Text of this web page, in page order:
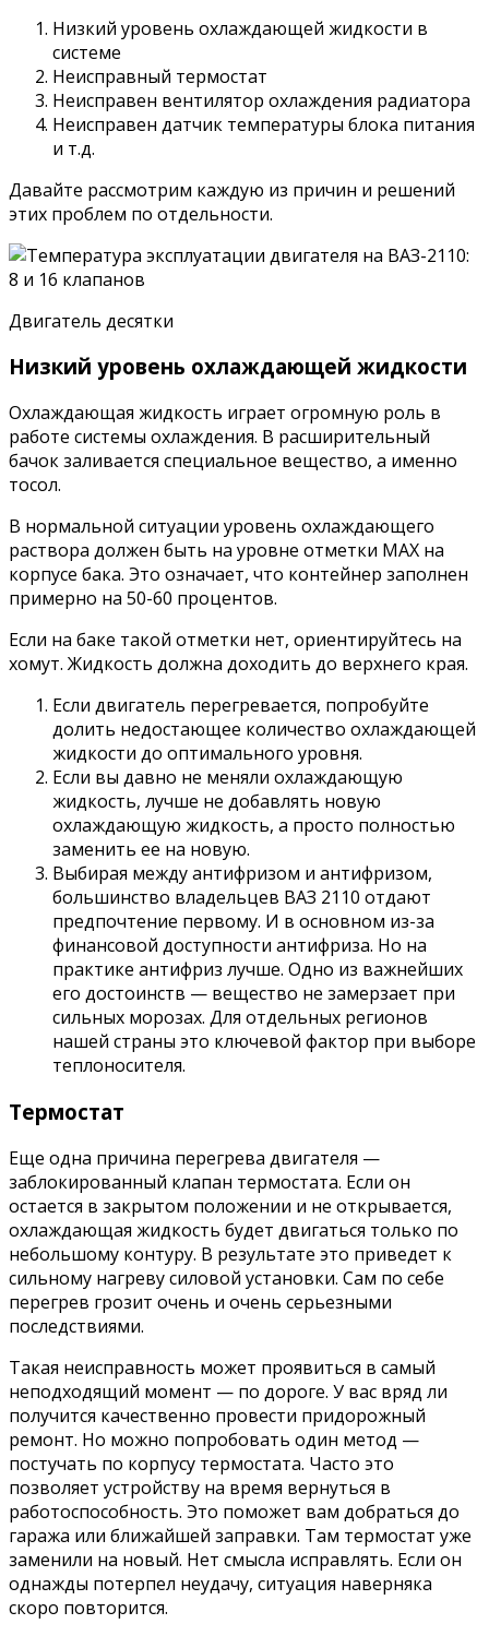
Низкий уровень охлаждающей жидкости в
системе
Неисправный термостат
Неисправен вентилятор охлаждения радиатора
Неисправен датчик температуры блока питания
и т.д.
Давайте рассмотрим каждую из причин и решений
этих проблем по отдельности.
Двигатель десятки
Низкий уровень охлаждающей жидкости
Охлаждающая жидкость играет огромную роль в
работе системы охлаждения. В расширительный
бачок заливается специальное вещество, а именно
тосол.
В нормальной ситуации уровень охлаждающего
раствора должен быть на уровне отметки MAX на
корпусе бака. Это означает, что контейнер заполнен
примерно на 50-60 процентов.
Если на баке такой отметки нет, ориентируйтесь на
хомут. Жидкость должна доходить до верхнего края.
Если двигатель перегревается, попробуйте
долить недостающее количество охлаждающей
жидкости до оптимального уровня.
Если вы давно не меняли охлаждающую
жидкость, лучше не добавлять новую
охлаждающую жидкость, а просто полностью
заменить ее на новую.
Выбирая между антифризом и антифризом,
большинство владельцев ВАЗ 2110 отдают
предпочтение первому. И в основном из-за
финансовой доступности антифриза. Но на
практике антифриз лучше. Одно из важнейших
его достоинств — вещество не замерзает при
сильных морозах. Для отдельных регионов
нашей страны это ключевой фактор при выборе
теплоносителя.
Термостат
Еще одна причина перегрева двигателя —
заблокированный клапан термостата. Если он
остается в закрытом положении и не открывается,
охлаждающая жидкость будет двигаться только по
небольшому контуру. В результате это приведет к
сильному нагреву силовой установки. Сам по себе
перегрев грозит очень и очень серьезными
последствиями.
Такая неисправность может проявиться в самый
неподходящий момент — по дороге. У вас вряд ли
получится качественно провести придорожный
ремонт. Но можно попробовать один метод —
постучать по корпусу термостата. Часто это
позволяет устройству на время вернуться в
работоспособность. Это поможет вам добраться до
гаража или ближайшей заправки. Там термостат уже
заменили на новый. Нет смысла исправлять. Если он
однажды потерпел неудачу, ситуация наверняка
скоро повторится.